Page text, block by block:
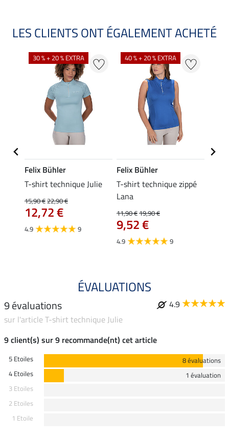
LES CLIENTS ONT ÉGALEMENT ACHETÉ
30 % + 20 % EXTRA
Felix Bühler
T-shirt technique Julie
15,90 €22,90 €
12,72 €
4.9 9
40 % + 20 % EXTRA
Felix Bühler
T-shirt technique zippé
Lana
11,90 €19,90 €
9,52 €
4.9 9
ÉVALUATIONS
9 évaluations
4.9
sur l'article T-shirt technique Julie
9 client(s) sur 9 recommande(nt) cet article
5 Etoiles
8 évaluations
4 Etoiles
1 évaluation
3 Etoiles
2 Etoiles
1 Etoile